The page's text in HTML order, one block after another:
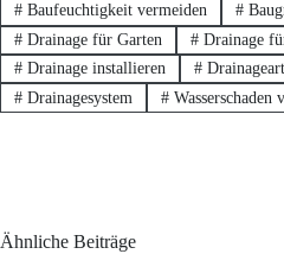
#Baufeuchtigkeit vermeiden #
#Drainage für Garten #Drainage
#Drainage installieren #
#Drainagesystem #Wasserschaden
Ähnliche Beiträge